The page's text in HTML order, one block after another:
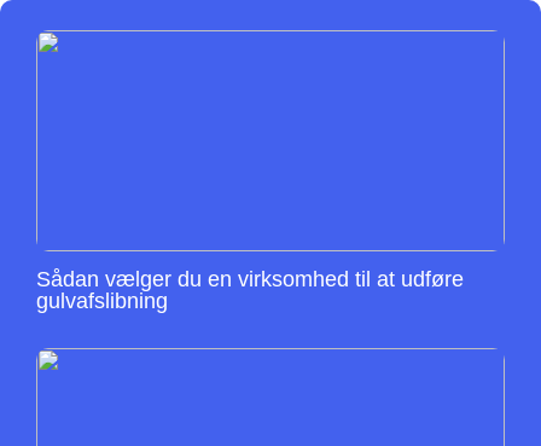
Sådan vælger du en virksomhed til at udføre
gulvafslibning